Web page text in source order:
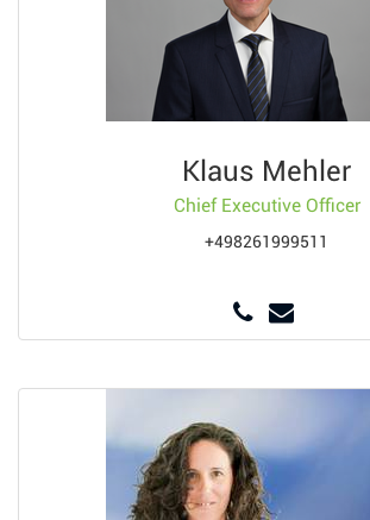
Klaus Mehler
Chief Executive Officer
+498261999511